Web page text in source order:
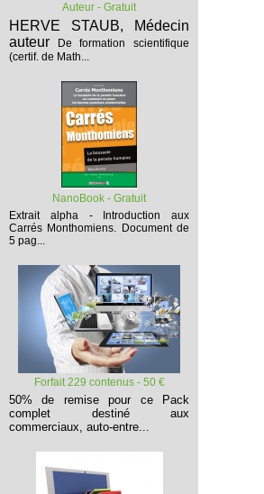
Auteur - Gratuit
HERVE STAUB, Médecin
auteur
De formation scientifique
(certif. de Math...
NanoBook - Gratuit
Extrait alpha - Introduction aux
Carrés Monthomiens. Document de
5 pag...
Forfait 229 contenus - 50 €
50% de remise pour ce Pack
complet destiné aux
commerciaux, auto-entre...